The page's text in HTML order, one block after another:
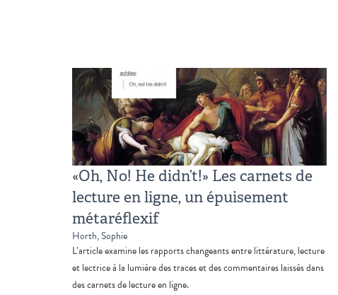
«Oh, No! He didn’t!» Les carnets de
lecture en ligne, un épuisement
métaréflexif
Horth, Sophie
L’article examine les rapports changeants entre littérature, lecture
et lectrice à la lumière des traces et des commentaires laissés dans
des carnets de lecture en ligne.